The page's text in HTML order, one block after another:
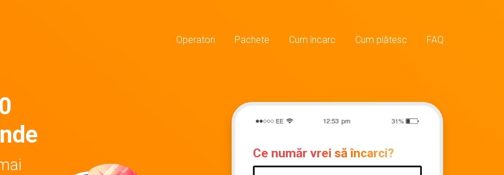
Operatori Pachete Cum încarc Cum plătesc FAQ
Ce număr vrei să încarci?